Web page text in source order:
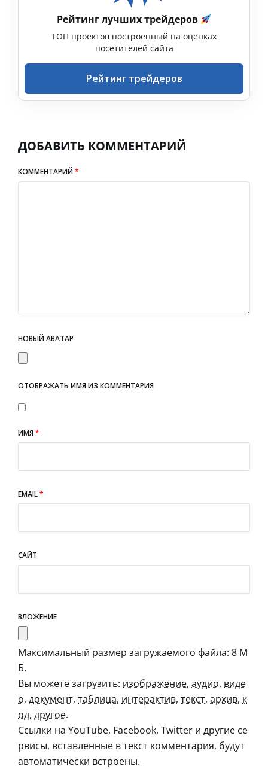
Рейтинг лучших трейдеров
ТОП проектов построенный на оценках
посетителей сайта
Рейтинг трейдеров
ДОБАВИТЬ КОММЕНТАРИЙ
КОММЕНТАРИЙ*
НОВЫЙ АВАТАР
ОТОБРАЖАТЬ ИМЯ ИЗ КОММЕНТАРИЯ
ИМЯ*
EMAIL*
САЙТ
ВЛОЖЕНИЕ
Максимальный размер загружаемого файла: 8 М
Б.
Вы можете загрузить: изображение, аудио, виде
о, документ, таблица, интерактив, текст, архив, к
од, другое.
Ссылки на YouTube, Facebook, Twitter и другие се
рвисы, вставленные в текст комментария, будут
автоматически встроены.